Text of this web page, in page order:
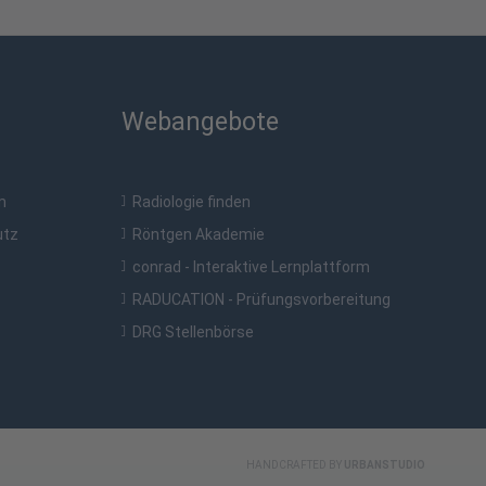
Webangebote
Radiologie finden
Röntgen Akademie
conrad - Interaktive Lernplattform
RADUCATION - Prüfungsvorbereitung
DRG Stellenbörse
HANDCRAFTED BY URBANSTUDIO